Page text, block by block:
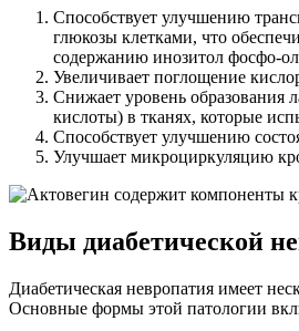
Способствует улучшению
глюкозы клетками, что
содержанию инозитол фосфо-
Увеличивает поглощение
Снижает уровень образования
кислоты) в тканях, которые
Способствует улучшению
Улучшает микроциркуляцию
Виды диабетической
Диабетическая невропатия имеет
Основные формы этой патологии